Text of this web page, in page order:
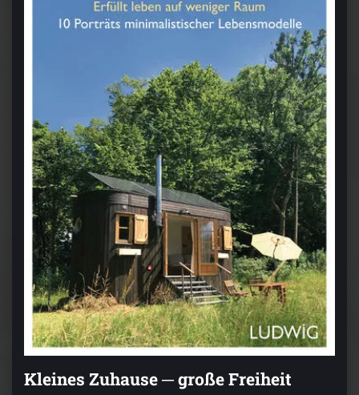
Kleines Zuhause ─ große Freiheit